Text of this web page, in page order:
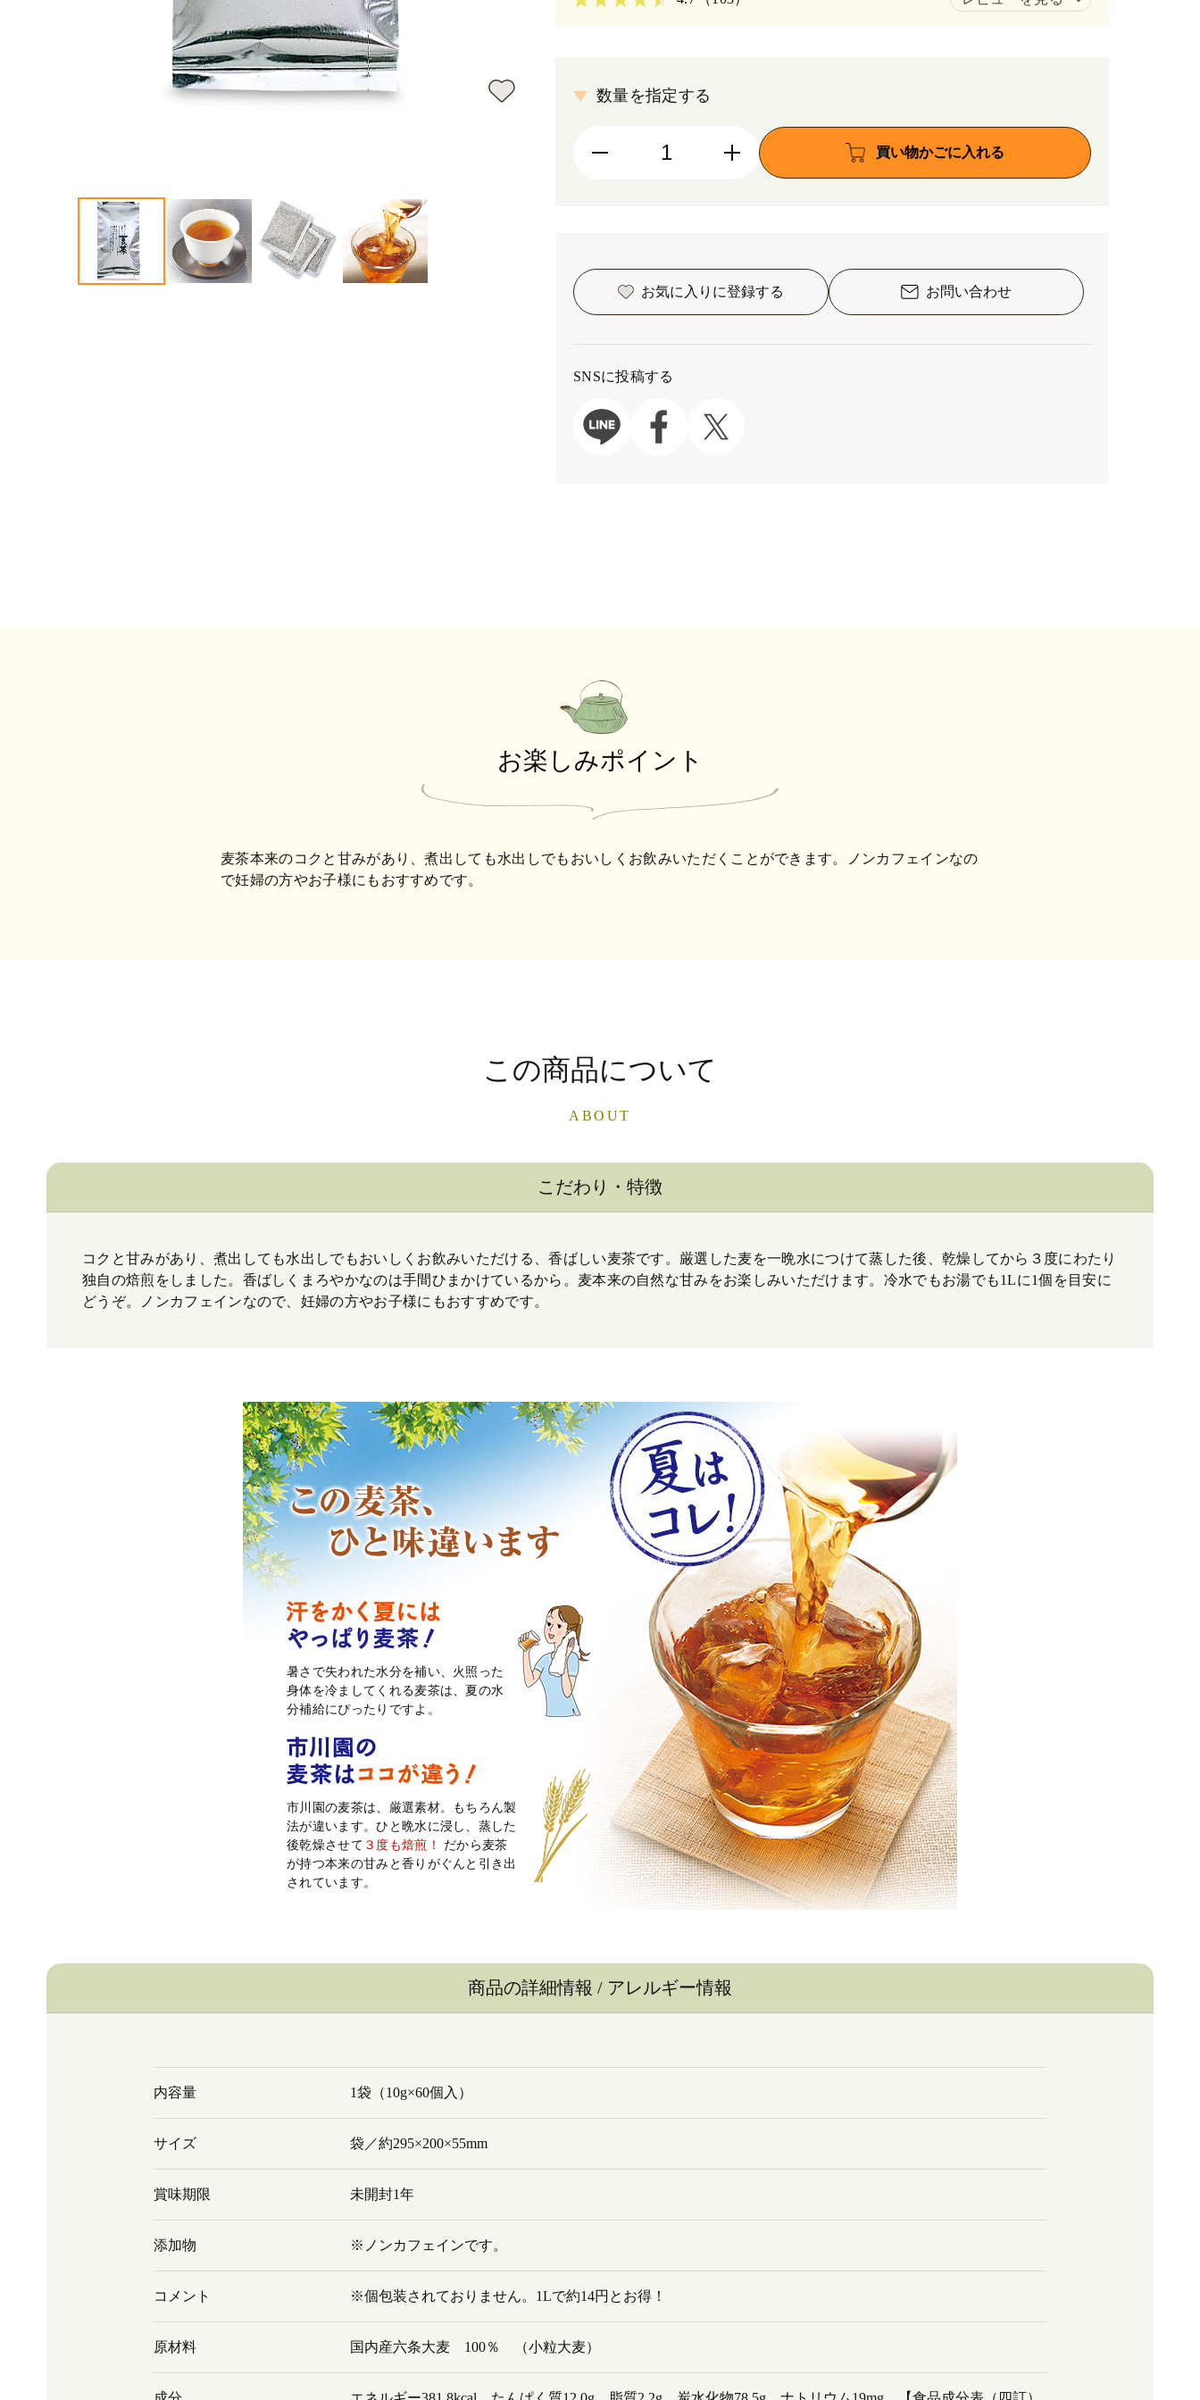
数量を指定する
買い物かごに入れる
お気に入りに登録する お問い合わせ
SNSに投稿する
お楽しみポイント
麦茶本来のコクと甘みがあり、煮出しても水出しでもおいしくお飲みいただくことができます。ノンカフェインなの
で妊婦の方やお子様にもおすすめです。
この商品について
ABOUT
こだわり・特徴
コクと甘みがあり、煮出しても水出しでもおいしくお飲みいただける、香ばしい麦茶です。厳選した麦を一晩水につけて蒸した後、乾燥してから３度にわたり
独自の焙煎をしました。香ばしくまろやかなのは手間ひまかけているから。麦本来の自然な甘みをお楽しみいただけます。冷水でもお湯でも1Lに1個を目安に
どうぞ。ノンカフェインなので、妊婦の方やお子様にもおすすめです。
暑さで失われた水分を補い、火照った
身体を冷ましてくれる麦茶は、夏の水
分補給にぴったりですよ。
市川園の麦茶は、厳選素材。もちろん製
法が違います。ひと晩水に浸し、蒸した
後乾燥させて ３度も焙煎！
だから麦茶
が持つ本来の甘みと香りがぐんと引き出
されています。
商品の詳細情報 / アレルギー情報
内容量 1袋（10g×60個入）
サイズ 袋／約295×200×55mm
賞味期限 未開封1年
添加物 ※ノンカフェインです。
コメント ※個包装されておりません。1Lで約14円とお得！
原材料 国内産六条大麦 100％ （小粒大麦）